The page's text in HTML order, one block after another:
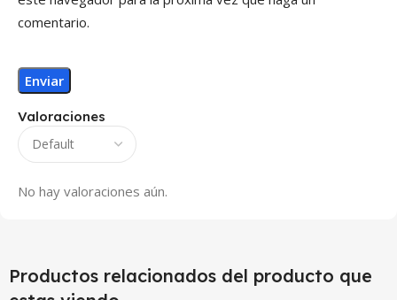
Valoraciones
No hay valoraciones aún.
comentario.
Productos relacionados del producto que